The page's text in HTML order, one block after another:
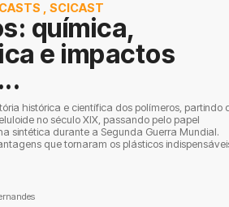
SCICAST
química,
e impactos
histórica e científica dos polímeros, partindo
no século XIX, passando pelo papel
sintética durante a Segunda Guerra Mundial.
que tornaram os plásticos